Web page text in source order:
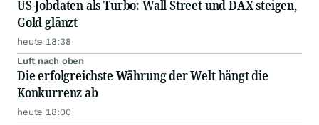
US-Jobdaten als Turbo: Wall Street und DAX steigen,
Gold glänzt
heute 18:38
Luft nach oben
Die erfolgreichste Währung der Welt hängt die
Konkurrenz ab
heute 18:00